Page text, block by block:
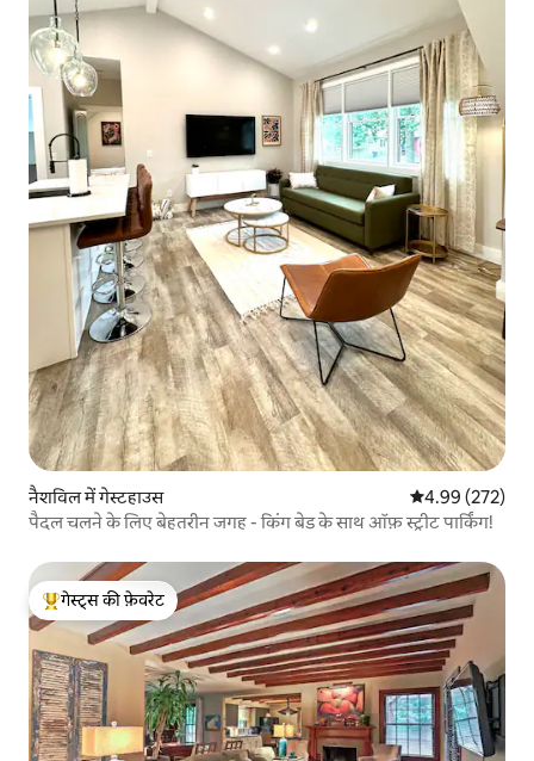
नैशविल में गेस्टहाउस औसत रेटिंग 5 में से
4.99 (272)
पैदल चलने के लिए बेहतरीन जगह - किंग बेड के साथ ऑफ़ स्ट्रीट पार्किंग!
गेस्ट्स का टॉप फ़ेवरेट
गेस्ट्स की फ़ेवरेट